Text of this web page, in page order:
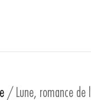
/ Lune, romance de